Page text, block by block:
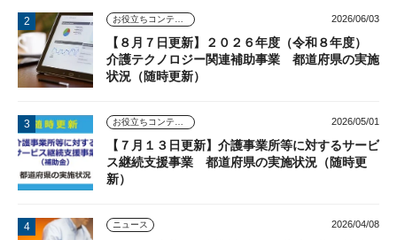
お役立ちコンテンツ 2026/06/03
【８月７日更新】２０２６年度（令和８年度）
介護テクノロジー関連補助事業 都道府県の実施
状況（随時更新）
お役立ちコンテンツ 2026/05/01
【７月１３日更新】介護事業所等に対するサービ
ス継続支援事業 都道府県の実施状況（随時更
新）
ニュース 2026/04/08